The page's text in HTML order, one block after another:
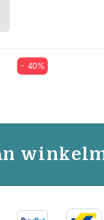
- 40%